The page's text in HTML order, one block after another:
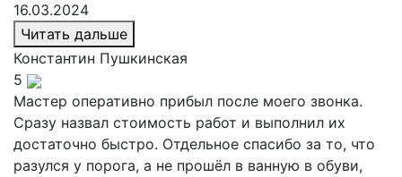
16.03.2024
Читать дальше
Константин Пушкинская
5
Мастер оперативно прибыл после моего звонка.
Сразу назвал стоимость работ и выполнил их
достаточно быстро. Отдельное спасибо за то, что
разулся у порога, а не прошёл в ванную в обуви,